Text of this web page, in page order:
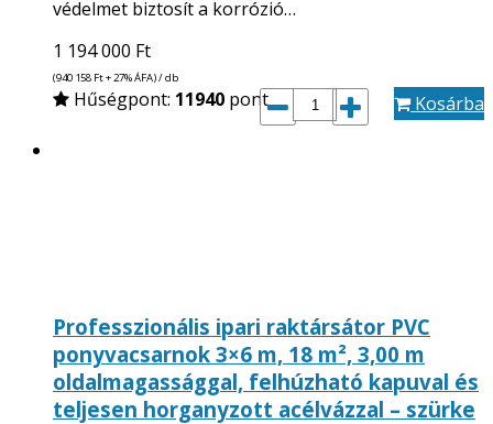
védelmet biztosít a korrózió…
1 194 000 Ft
(940 158 Ft+ 27% ÁFA) / db
Hűségpont: 11940 pont Kosárba
Professzionális ipari raktársátor PVC
ponyvacsarnok 3×6 m, 18 m², 3,00 m
oldalmagassággal, felhúzható kapuval és
teljesen horganyzott acélvázzal – szürke